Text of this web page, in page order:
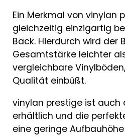
Ein Merkmal von vinylan
gleichzeitig einzigartig
Back. Hierdurch wird der
Gesamtstärke leichter
vergleichbare
Qualität einbüßt.
vinylan prestige ist auch
erhältlich und die
eine geringe